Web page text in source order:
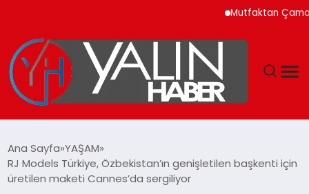
Mutfaktan Çamaşır
SPOR
Ana Sayfa YAŞAM
RJ Models Türkiye, Özbekistan’ın genişletilen başkenti için
üretilen maketi Cannes’da sergiliyor